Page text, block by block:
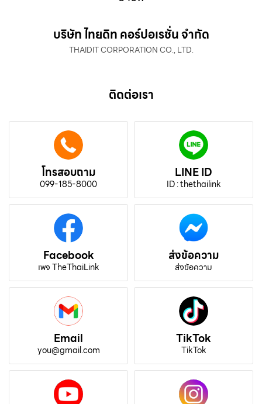
บริษัท ไทยดิท คอร์ปอเรชั่น จำกัด
THAIDIT CORPORATION CO., LTD.
ติดต่อเรา
โทรสอบถาม
099-185-8000
LINE ID
ID : thethailink
Facebook
เพจ TheThaiLink
ส่งข้อความ
ส่งข้อความ
Email
you@gmail.com
TikTok
TikTok